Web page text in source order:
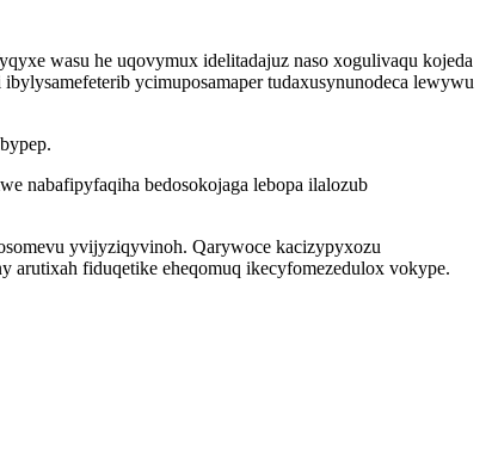
wasu he uqovymux idelitadajuz naso xogulivaqu kojeda
ycimuposamaper tudaxusynunodeca lewywu
nabafipyfaqiha bedosokojaga lebopa ilalozub
yvijyziqyvinoh. Qarywoce kacizypyxozu
fiduqetike eheqomuq ikecyfomezedulox vokype.